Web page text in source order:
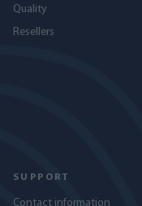
Quality
Resellers
SUPPORT
Contact information